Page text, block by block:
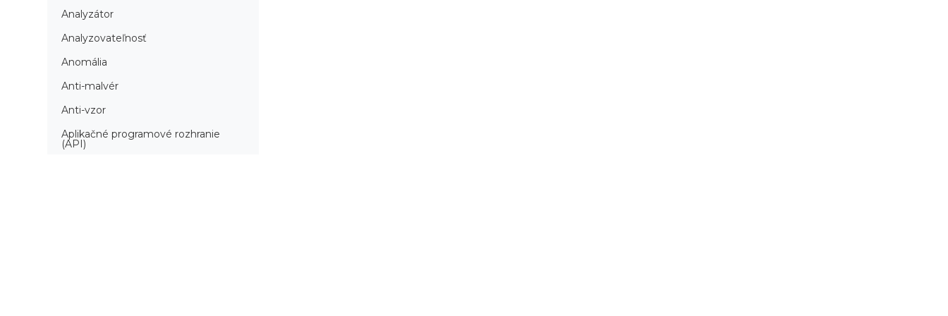
Analyzátor
Analyzovateľnosť
Anomália
Anti-malvér
Anti-vzor
Aplikačné programové rozhranie
(API)